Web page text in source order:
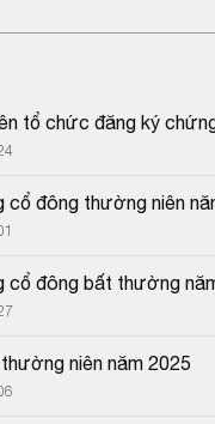
tổ chức đăng ký
cổ đông thường niên
cổ đông bất thường
niên năm 2025